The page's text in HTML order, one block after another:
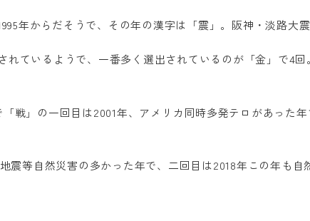
年からだそうで、その年の漢字は「震」。阪神・淡路大
れているようで、一番多く選出されているのが「金」で4
戦」の一回目は2001年、アメリカ同時多発テロがあった
震等自然災害の多かった年で、二回目は2018年この年も